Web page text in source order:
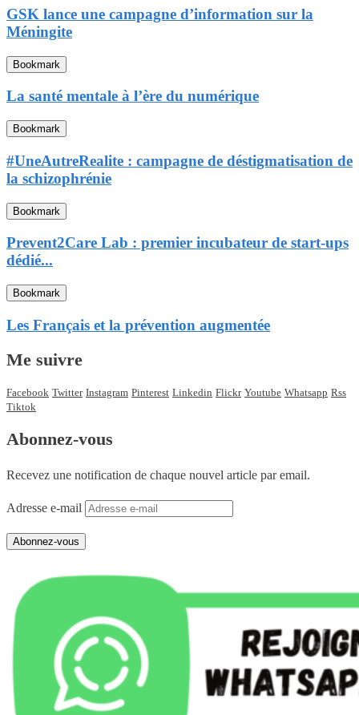
GSK lance une campagne d’information sur la
Méningite
Bookmark
La santé mentale à l’ère du numérique
Bookmark
#UneAutreRealite : campagne de déstigmatisation de
la schizophrénie
Bookmark
Prevent2Care Lab : premier incubateur de start-ups
dédié...
Bookmark
Les Français et la prévention augmentée
Me suivre
Facebook Twitter Instagram Pinterest Linkedin Flickr Youtube Whatsapp Rss
Tiktok
Abonnez-vous
Recevez une notification de chaque nouvel article par email.
Adresse e-mail
Abonnez-vous